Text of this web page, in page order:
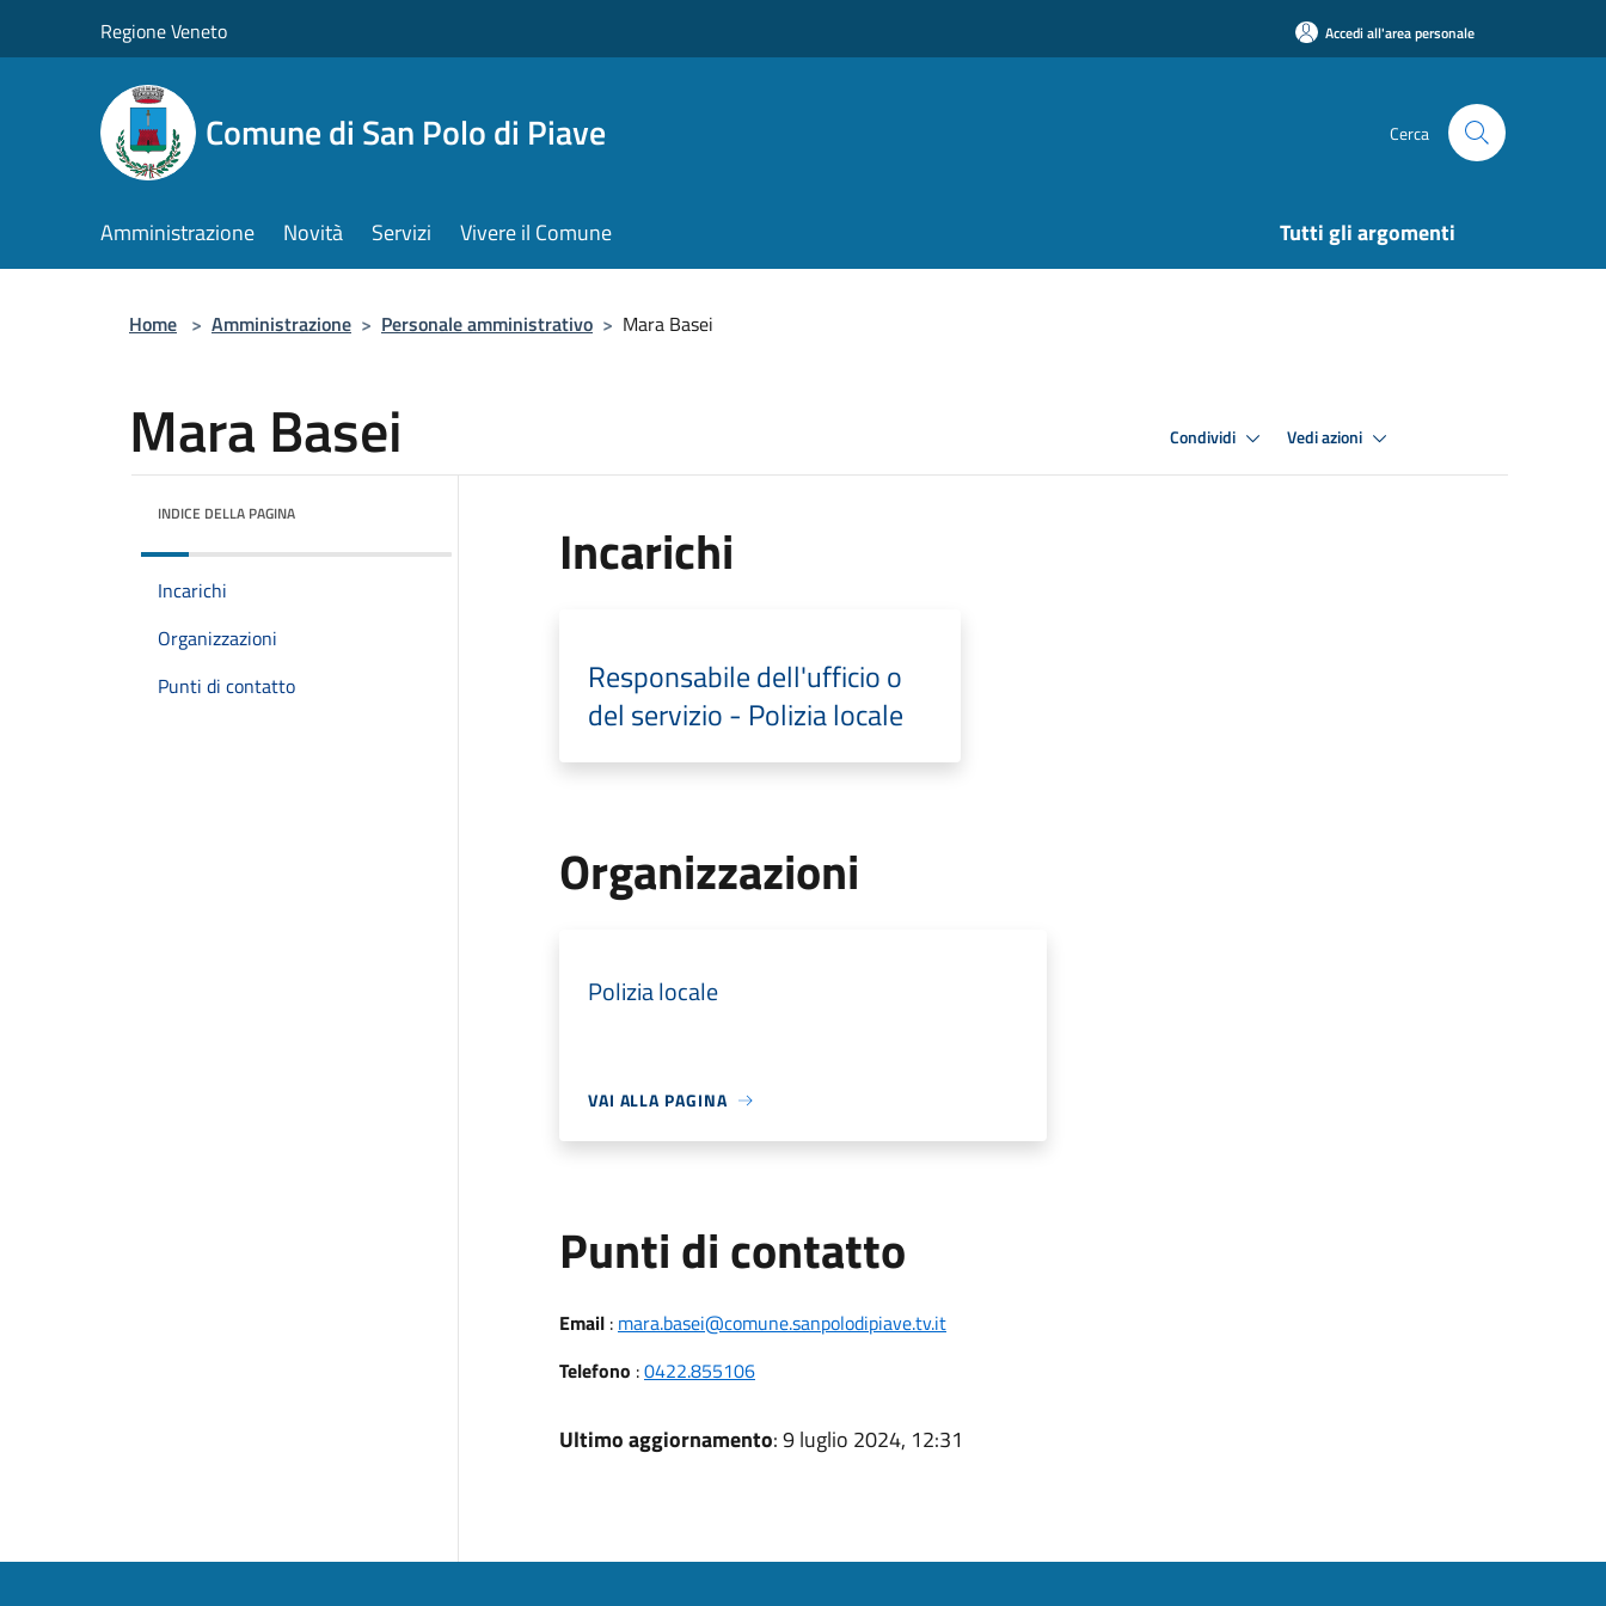
Regione Veneto Accedi all'area personale
Comune di San Polo di Piave Cerca
Amministrazione Novità Servizi Vivere il Comune Tutti gli argomenti
Home > Amministrazione > Personale amministrativo > Mara Basei
Mara Basei Condividi Vedi azioni
INDICE DELLA PAGINA
Incarichi
Organizzazioni
Punti di contatto
Incarichi
Responsabile dell'ufficio o
del servizio - Polizia locale
Organizzazioni
Polizia locale
VAI ALLA PAGINA
Punti di contatto
Email: mara.basei@comune.sanpolodipiave.tv.it
Telefono :0422.855106
Ultimo aggiornamento: 9 luglio 2024, 12:31